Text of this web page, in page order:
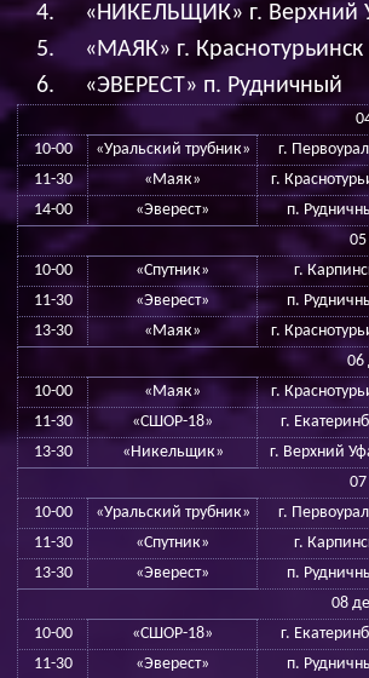
«НИКЕЛЬЩИК» г. Верхний
«МАЯК» г. Краснотурьинск
«ЭВЕРЕСТ» п. Рудничный
10-00
«Уральский трубник» г.
11-30
«Маяк» г.
14-00
«Эверест» п.
05
10-00
«Спутник» г.
11-30
«Эверест» п.
13-30
«Маяк» г.
06
10-00
«Маяк» г.
11-30
«СШОР-18» г.
13-30
«Никельщик» г. Верхний
07
10-00
«Уральский трубник» г.
11-30
«Спутник» г.
13-30
«Эверест» п.
08
10-00
«СШОР-18» г.
11-30
«Эверест» п.